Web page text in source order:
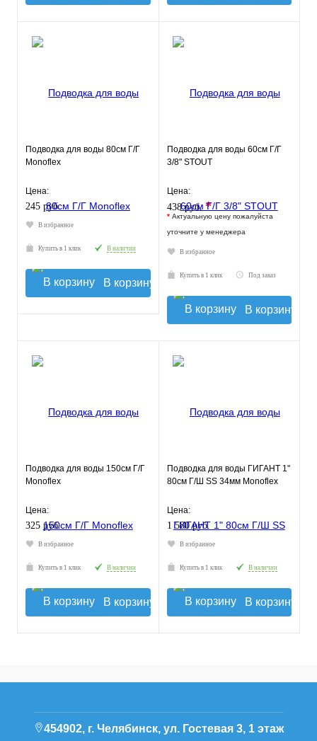
Подводка для воды 80см Г/Г
Monoflex
Цена:
245 руб.
В избранное
Купить в 1 клик В наличии
В корзину
Подводка для воды 60см Г/Г
3/8" STOUT
Цена:
438 руб. *
* Актуальную цену пожалуйста
уточните у менеджера
В избранное
Купить в 1 клик Под заказ
В корзину
Подводка для воды 150см Г/Г
Monoflex
Цена:
325 руб.
В избранное
Купить в 1 клик В наличии
В корзину
Подводка для воды ГИГАНТ 1"
80см Г/Ш SS 34мм Monoflex
Цена:
1 580 руб.
В избранное
Купить в 1 клик В наличии
В корзину
454902, г. Челябинск, ул. Гостевая 3, 1 этаж